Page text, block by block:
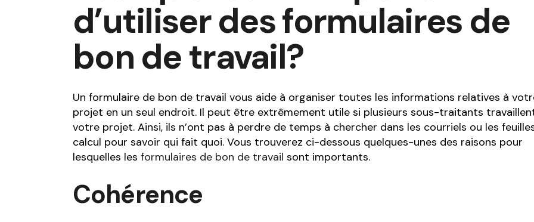
d’utiliser des formulaires de
bon de travail?
Un formulaire de bon de travail vous aide à organiser toutes les informations relatives à
projet en un seul endroit. Il peut être extrêmement utile si plusieurs sous-traitants
votre projet. Ainsi, ils n’ont pas à perdre de temps à chercher dans les courriels ou les
calcul pour savoir qui fait quoi. Vous trouverez ci-dessous quelques-unes des raisons pour
lesquelles les formulaires de bon de travail sont importants.
Cohérence